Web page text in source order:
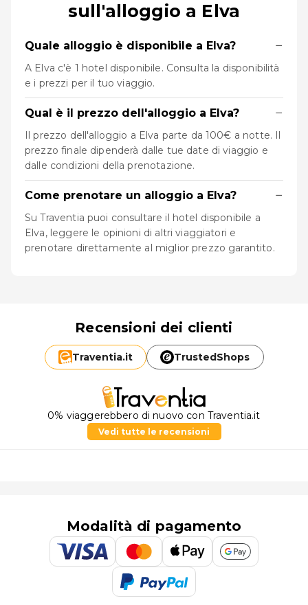
sull'alloggio a Elva
Quale alloggio è disponibile a Elva? −
A Elva c'è 1 hotel disponibile. Consulta la disponibilità
e i prezzi per il tuo viaggio.
Qual è il prezzo dell'alloggio a Elva? −
Il prezzo dell'alloggio a Elva parte da 100€ a notte. Il
prezzo finale dipenderà dalle tue date di viaggio e
dalle condizioni della prenotazione.
Come prenotare un alloggio a Elva? −
Su Traventia puoi consultare il hotel disponibile a
Elva, leggere le opinioni di altri viaggiatori e
prenotare direttamente al miglior prezzo garantito.
Recensioni dei clienti
Traventia.it TrustedShops
0% viaggerebbero di nuovo con Traventia.it
Vedi tutte le recensioni
Modalità di pagamento